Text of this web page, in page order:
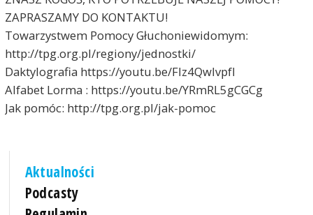
ZAPRASZAMY DO KONTAKTU!
Towarzystwem Pomocy Głuchoniewidomym:
http://tpg.org.pl/regiony/jednostki/
Daktylografia https://youtu.be/Flz4QwIvpfI
Alfabet Lorma : https://youtu.be/YRmRL5gCGCg
Jak pomóc: http://tpg.org.pl/jak-pomoc
Aktualności
Podcasty